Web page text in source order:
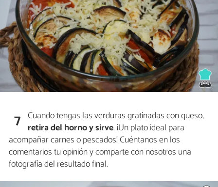
7 Cuando tengas las verduras gratinadas con queso,
retira del horno y sirve. ¡Un plato ideal para
acompañar carnes o pescados! Cuéntanos en los
comentarios tu opinión y comparte con nosotros una
fotografía del resultado final.